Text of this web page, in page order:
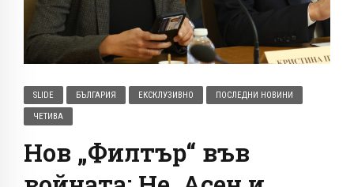
SLIDE БЪЛГАРИЯ ЕКСКЛУЗИВНО ПОСЛЕДНИ НОВИНИ
ЧЕТИВА
Нов „Филтър“ във